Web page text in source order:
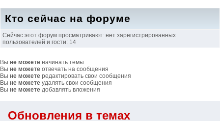
Обновления в темах
Кто сейчас на форуме
Сейчас этот форум просматривают: нет зарегистрированных
пользователей и гости: 14
Вы не можете начинать темы
Вы не можете отвечать на сообщения
Вы не можете редактировать свои сообщения
Вы не можете удалять свои сообщения
Вы не можете добавлять вложения